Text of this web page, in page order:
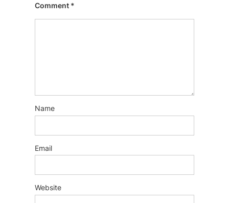
Comment *
Name
Email
Website